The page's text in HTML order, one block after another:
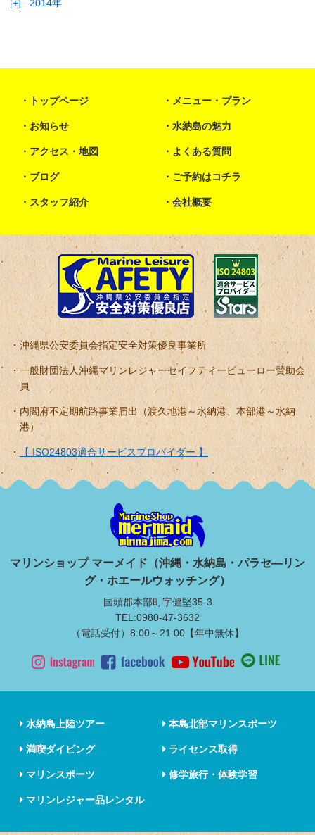
[+]
2014年
トップページ メニュー・プラン
お知らせ 水納島の魅力
アクセス・地図 よくある質問
ブログ ご予約はコチラ
スタッフ紹介 会社概要
沖縄県公安委員会指定安全対策優良事業所
一般財団法人沖縄マリンレジャーセイフティービューロー賛助会
員
内閣府不定期航路事業届出（渡久地港～水納港、本部港～水納
港）
【 ISO24803適合サービスプロバイダー 】
マリンショップ マーメイド（沖縄・水納島・パラセ―リン
グ・ホエールウォッチング）
国頭郡本部町字健堅35-3
TEL:0980-47-3632
（電話受付）8:00～21:00【年中無休】
水納島上陸ツアー 本島北部マリンスポーツ
満喫ダイビング ライセンス取得
マリンスポーツ 修学旅行・体験学習
マリンレジャー品レンタル